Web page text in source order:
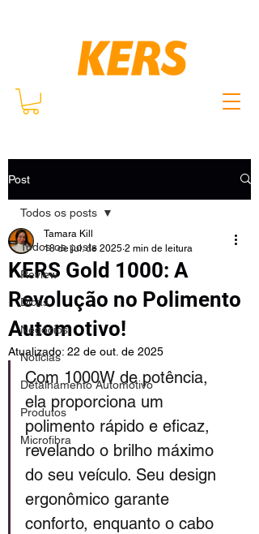
Post
Todos os posts
Review
Dicas
Negócios
Notícias
Detalhamento Automotivo
Produtos
Microfibra
Todos os posts
KERS Gold 1000: A
Revolução no Polimento
Automotivo!
Tamara Kill
18 de jul. de 2025 2 min de leitura
Atualizado: 22 de out. de 2025
Com 1000W de potência,
ela proporciona um
polimento rápido e eficaz,
revelando o brilho máximo
do seu veículo. Seu design
ergonômico garante
conforto, enquanto o cabo